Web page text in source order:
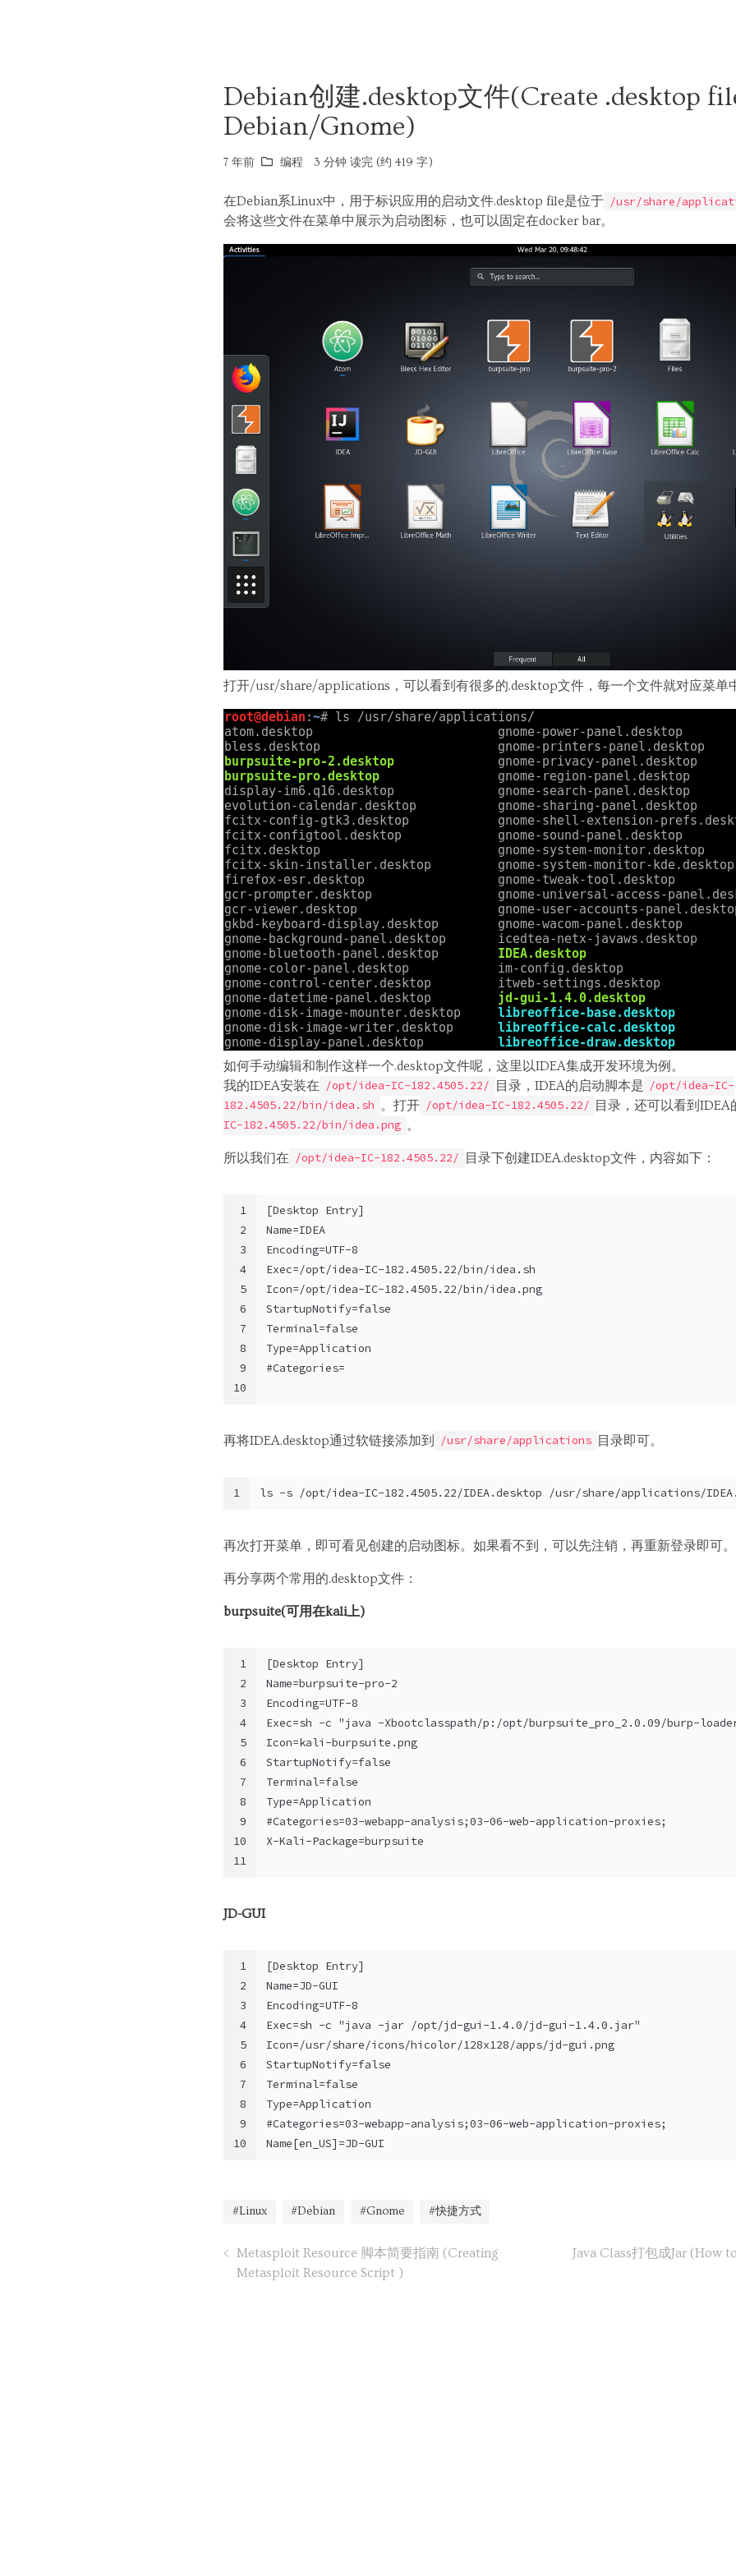
Debian创建.desktop文件(Create .desktop
Debian/Gnome)
7 年前 编程 3 分钟 读完 (约 419 字)
在Debian系Linux中，用于标识应用的启动文件.desktop file是位于 /usr/share/
会将这些文件在菜单中展示为启动图标，也可以固定在docker bar。
打开/usr/share/applications，可以看到有很多的.desktop文件，每一个文件就对应菜单
如何手动编辑和制作这样一个.desktop文件呢，这里以IDEA集成开发环境为例。
我的IDEA安装在 /opt/idea-IC-182.4505.22/ 目录，IDEA的启动脚本是 /opt/idea-IC-
182.4505.22/bin/idea.sh 。打开 /opt/idea-IC-182.4505.22/ 目录，还可以看到IDEA
IC-182.4505.22/bin/idea.png 。
所以我们在 /opt/idea-IC-182.4505.22/ 目录下创建IDEA.desktop文件，内容如下：
1
2
3
4
5
6
7
8
9
10
[Desktop Entry]
Name=IDEA
Encoding=UTF-8
Exec=/opt/idea-IC-182.4505.22/bin/idea.sh
Icon=/opt/idea-IC-182.4505.22/bin/idea.png
StartupNotify=false
Terminal=false
Type=Application
#Categories=
再将IDEA.desktop通过软链接添加到 /usr/share/applications 目录即可。
1 ls -s /opt/idea-IC-182.4505.22/IDEA.desktop /usr/share/applications/
再次打开菜单，即可看见创建的启动图标。如果看不到，可以先注销，再重新登录即可。
再分享两个常用的.desktop文件：
burpsuite(可用在kali上)
1
2
3
4
5
6
7
8
9
10
11
[Desktop Entry]
Name=burpsuite-pro-2
Encoding=UTF-8
Exec=sh -c "java -Xbootclasspath/p:/opt/burpsuite_pro_2.0.09/burp-
Icon=kali-burpsuite.png
StartupNotify=false
Terminal=false
Type=Application
#Categories=03-webapp-analysis;03-06-web-application-proxies;
X-Kali-Package=burpsuite
JD-GUI
1
2
3
4
5
6
7
8
9
10
[Desktop Entry]
Name=JD-GUI
Encoding=UTF-8
Exec=sh -c "java -jar /opt/jd-gui-1.4.0/jd-gui-1.4.0.jar"
Icon=/usr/share/icons/hicolor/128x128/apps/jd-gui.png
StartupNotify=false
Terminal=false
Type=Application
#Categories=03-webapp-analysis;03-06-web-application-proxies;
Name[en_US]=JD-GUI
#Linux #Debian #Gnome #快捷方式
Metasploit Resource 脚本简要指南 (Creating
Metasploit Resource Script )
Java Class打包成Jar (How